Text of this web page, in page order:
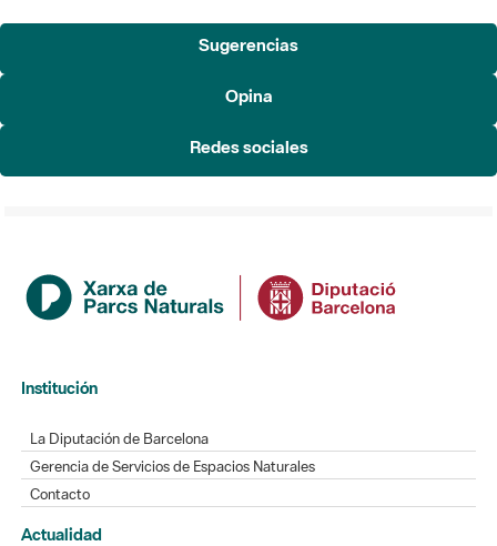
Sugerencias
Opina
Redes sociales
Institución
La Diputación de Barcelona
Gerencia de Servicios de Espacios Naturales
Contacto
Actualidad